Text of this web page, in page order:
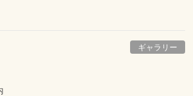
ギャラリー